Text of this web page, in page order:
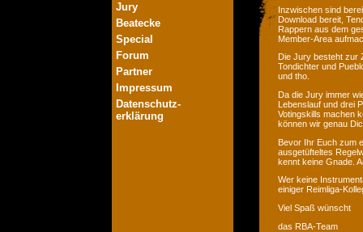
Jury
Beatecke
Special
Forum
Partner
Impressum
Datenschutz-
erklärung
Inzwischen sind
Download bereit,
Rappern aus dem
Member-Area
Die Jury besteht zur
Tondichter und
und tho.
Da die Jury immer
Lebenslauf und drei
Votingskills machen
können wir genau
Bevor Ihr Euch zum
ausgetüfteltes
kennt keine Gnade.
Wer keine
einiger Reimliga-
Viel Spaß wünscht
das RBA-Team